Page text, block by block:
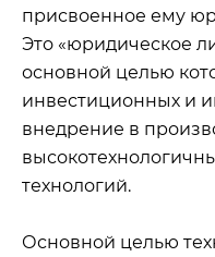
присвоенное ему
Это «юридическое
основной целью
инвестиционных и
внедрение в
технологий.
Основной целью